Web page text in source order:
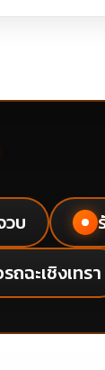
วบ ●
ถฉะเชิงเทรา